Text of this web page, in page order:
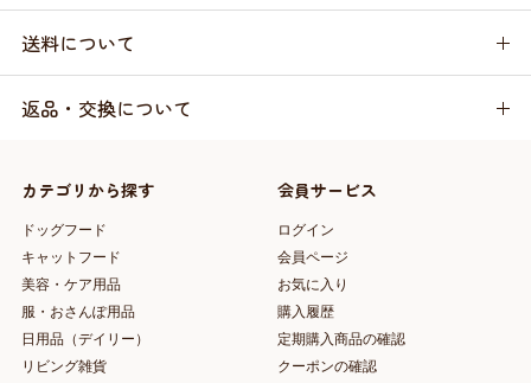
送料について
返品・交換について
カテゴリから探す
ドッグフード
キャットフード
美容・ケア用品
服・おさんぽ用品
日用品（デイリー）
リビング雑貨
会員サービス
ログイン
会員ページ
お気に入り
購入履歴
定期購入商品の確認
クーポンの確認